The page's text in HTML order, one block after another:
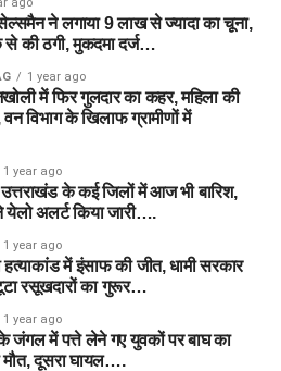
सेल्समैन ने लगाया 9 लाख से ज्यादा का चूना,
से की ठगी, मुकदमा दर्ज…
1 year ago
में फिर गुलदार का कहर, महिला की
विभाग के खिलाफ ग्रामीणों में
1 year ago
के कई जिलों में आज भी बारिश,
येलो अलर्ट किया जारी….
1 year ago
हत्याकांड में इंसाफ की जीत, धामी सरकार
रसूखदारों का गुरूर…
1 year ago
में पत्ते लेने गए युवकों पर बाघ का
दूसरा घायल….